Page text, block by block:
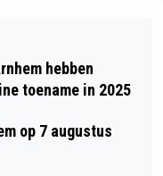
hebben
toename in 2025
op 7 augustus